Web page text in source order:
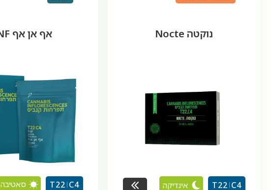
נוקטה Nocte
C4
T22 אינדיקה
אף אן אף FNF
C4
T22 סאטיבה